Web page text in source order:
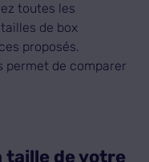
toutes les
de box
proposés.
permet de comparer
taille de votre